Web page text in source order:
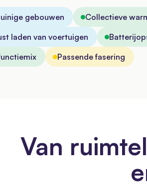
gebouwen Collectieve
laden van voertuigen
Passende fasering
Van